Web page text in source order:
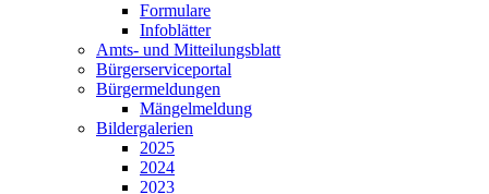
Formulare
Infoblätter
Amts- und Mitteilungsblatt
Bürgerserviceportal
Bürgermeldungen
Mängelmeldung
Bildergalerien
2025
2024
2023